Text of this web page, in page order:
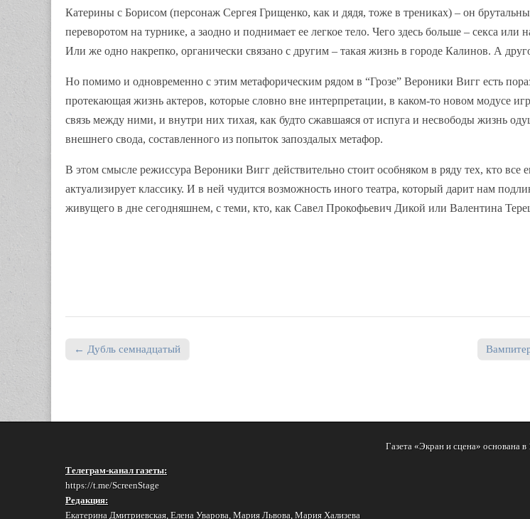
Катерины с Борисом (персонаж Сергея Грищенко, как и дядя, тоже в трениках) – он
переворотом на турнике, а заодно и поднимает ее легкое тело. Чего здесь больше – секса или
Или же одно накрепко, органически связано с другим – такая жизнь в городе Калинов. А
Но помимо и одновременно с этим метафорическим рядом в “Грозе” Вероники Вигг есть
протекающая жизнь актеров, которые словно вне интерпретации, в каком-то новом модусе
связь между ними, и внутри них тихая, как будто сжавшаяся от испуга и несвободы жизнь
внешнего свода, составленного из попыток запоздалых метафор.
В этом смысле режиссура Вероники Вигг действительно стоит особняком в ряду тех, кто все
актуализирует классику. И в ней чудится возможность иного театра, который дарит нам
живущего в дне сегодняшнем, с теми, кто, как Савел Прокофьевич Дикой или Валентина
← Дубль семнадцатый
Газета «Экран и сцена» основана в
Телеграм-канал газеты:
https://t.me/ScreenStage
Редакция:
Екатерина Дмитриевская, Елена Уварова, Мария Львова, Мария Хализева